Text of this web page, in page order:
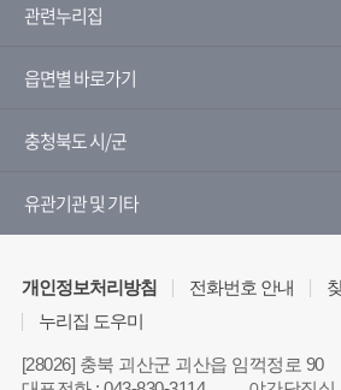
관련누리집
읍면별 바로가기
충청북도 시/군
유관기관 및 기타
개인정보처리방침 전화번호 안내
누리집 도우미
[28026] 충북 괴산군 괴산읍 임꺽정로 90